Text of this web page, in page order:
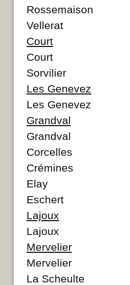
Rossemaison
Vellerat
Court
Court
Sorvilier
Les Genevez
Les Genevez
Grandval
Grandval
Corcelles
Crémines
Elay
Eschert
Lajoux
Lajoux
Mervelier
Mervelier
La Scheulte